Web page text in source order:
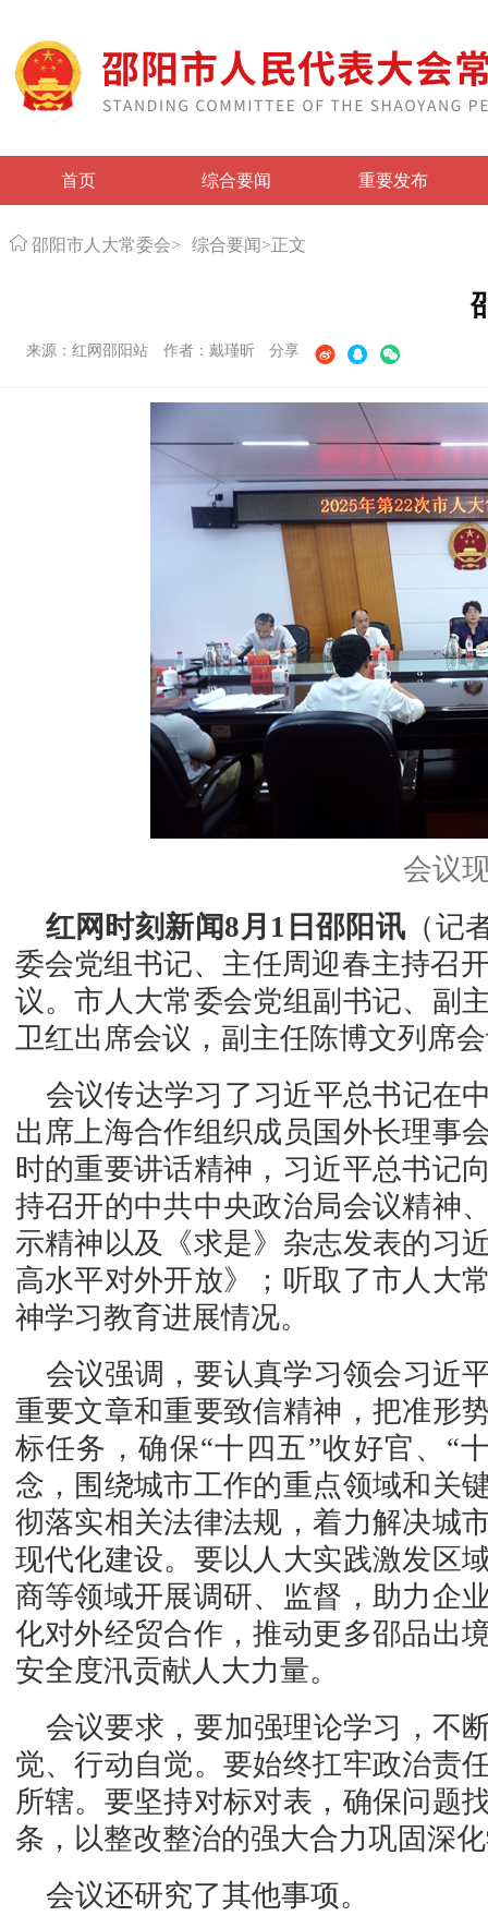
首页 综合要闻 重要发布
邵阳市人大常委会> 综合要闻 >正文
来源：红网邵阳站 作者：戴瑾昕 分享
会议
红网时刻新闻8月1日邵阳讯 （记
委会党组书记、主任周迎春主持召
议。市人大常委会党组副书记、副
卫红出席会议，副主任陈博文列席
会议传达学习了习近平总书记在
出席上海合作组织成员国外长理事
时的重要讲话精神，习近平总书记
持召开的中共中央政治局会议精神
示精神以及《求是》杂志发表的习
高水平对外开放》；听取了市人大
神学习教育进展情况。
会议强调，要认真学习领会习近
重要文章和重要致信精神，把准形
标任务，确保“十四五”收好官、“
念，围绕城市工作的重点领域和关
彻落实相关法律法规，着力解决城
现代化建设。要以人大实践激发区
商等领域开展调研、监督，助力企
化对外经贸合作，推动更多邵品出
安全度汛贡献人大力量。
会议要求，要加强理论学习，不
觉、行动自觉。要始终扛牢政治责
所辖。要坚持对标对表，确保问题
条，以整改整治的强大合力巩固深
会议还研究了其他事项。